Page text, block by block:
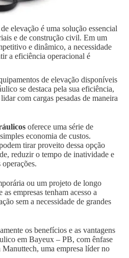
elevação é uma solução essencial
e de construção civil. Em um
e dinâmico, a necessidade
a eficiência operacional é
de elevação disponíveis
se destaca pela sua eficiência,
com cargas pesadas de maneira
oferece uma série de
economia de custos.
tirar proveito dessa opção
reduzir o tempo de inatividade e
operações.
ou um projeto de longo
empresas tenham acesso a
sem a necessidade de grandes
os benefícios e as vantagens
em Bayeux – PB, com ênfase
uma empresa líder no